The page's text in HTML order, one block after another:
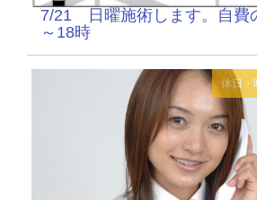
7/21 日曜施術します。自
～18時
休日・